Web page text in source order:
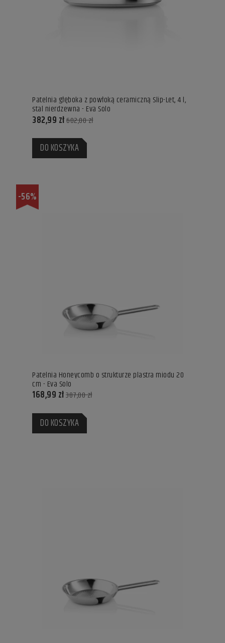
Patelnia głęboka z powłoką ceramiczną Slip-Let, 4 l,
stal nierdzewna - Eva Solo
382,99 zł602,00 zł
DO KOSZYKA
Patelnia Honeycomb o strukturze plastra miodu 20
cm - Eva Solo
168,99 zł387,00 zł
DO KOSZYKA
-56%